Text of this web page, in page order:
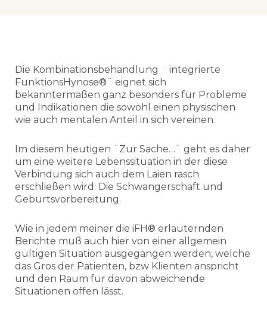
Die Kombinationsbehandlung ¨ integrierte
FunktionsHynose®¨ eignet sich
bekanntermaßen ganz besonders für Probleme
und Indikationen die sowohl einen physischen
wie auch mentalen Anteil in sich vereinen.
Im diesem heutigen ¨Zur Sache…¨ geht es daher
um eine weitere Lebenssituation in der diese
Verbindung sich auch dem Laien rasch
erschließen wird: Die Schwangerschaft und
Geburtsvorbereitung.
Wie in jedem meiner die iFH® erläuternden
Berichte muß auch hier von einer allgemein
gültigen Situation ausgegangen werden, welche
das Gros der Patienten, bzw Klienten anspricht
und den Raum für davon abweichende
Situationen offen lässt.